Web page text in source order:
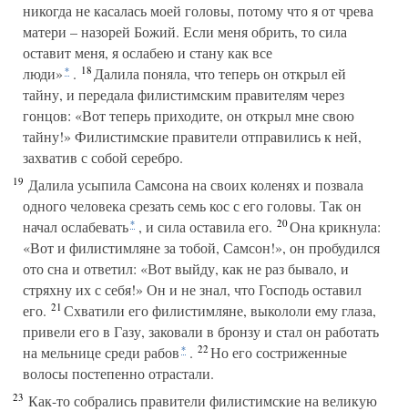
никогда не касалась моей головы, потому что я от чрева
матери – назорей Божий. Если меня обрить, то сила
оставит меня, я ослабею и стану как все
люди» * . 18Далила поняла, что теперь он открыл ей
тайну, и передала филистимским правителям через
гонцов: «Вот теперь приходите, он открыл мне свою
тайну!» Филистимские правители отправились к ней,
захватив с собой серебро.
19 Далила усыпила Самсона на своих коленях и позвала
одного человека срезать семь кос с его головы. Так он
начал ослабевать* , и сила оставила его. 20Она крикнула:
«Вот и филистимляне за тобой, Самсон!», он пробудился
ото сна и ответил: «Вот выйду, как не раз бывало, и
стряхну их с себя!» Он и не знал, что Господь оставил
его. 21Схватили его филистимляне, выкололи ему глаза,
привели его в Газу, заковали в бронзу и стал он работать
на мельнице среди рабов * . 22Но его состриженные
волосы постепенно отрастали.
23 Как-то собрались правители филистимские на великую